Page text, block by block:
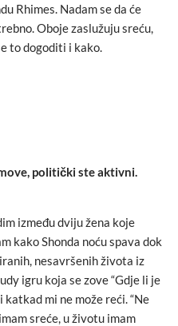
Rhimes. Nadam se da će
Oboje zaslužuju sreću,
to dogoditi i kako.
politički ste aktivni.
između dviju žena koje
kako Shonda noću spava dok
nesavršenih života iz
igru koja se zove “Gdje li je
katkad mi ne može reći. “Ne
sreće, u životu imam